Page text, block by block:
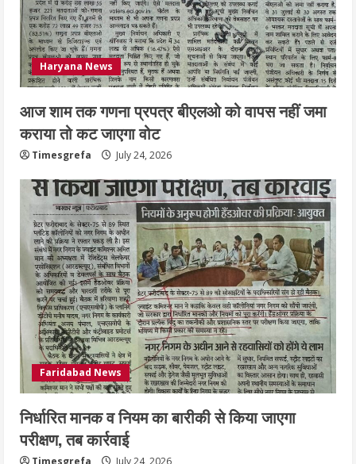
Haryana News
आज शाम तक गणना प्रपत्र बीएलओ को वापस नहीं जमा
कराया तो कट जाएगा वोट
Timesgrefa July 24, 2026
Faridabad News
निर्धारित मानक व नियम का बारीकी से किया जाएगा
परीक्षण, तब कार्रवाई
Timesgrefa July 24, 2026